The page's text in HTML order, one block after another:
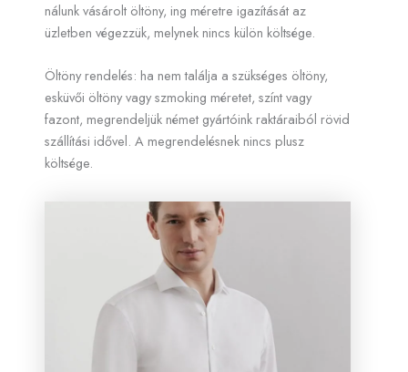
nálunk vásárolt öltöny, ing méretre igazítását az
üzletben végezzük, melynek nincs külön költsége.
Öltöny rendelés: ha nem találja a szükséges öltöny,
esküvői öltöny vagy szmoking méretet, színt vagy
fazont, megrendeljük német gyártóink raktáraiból rövid
szállítási idővel. A megrendelésnek nincs plusz
költsége.